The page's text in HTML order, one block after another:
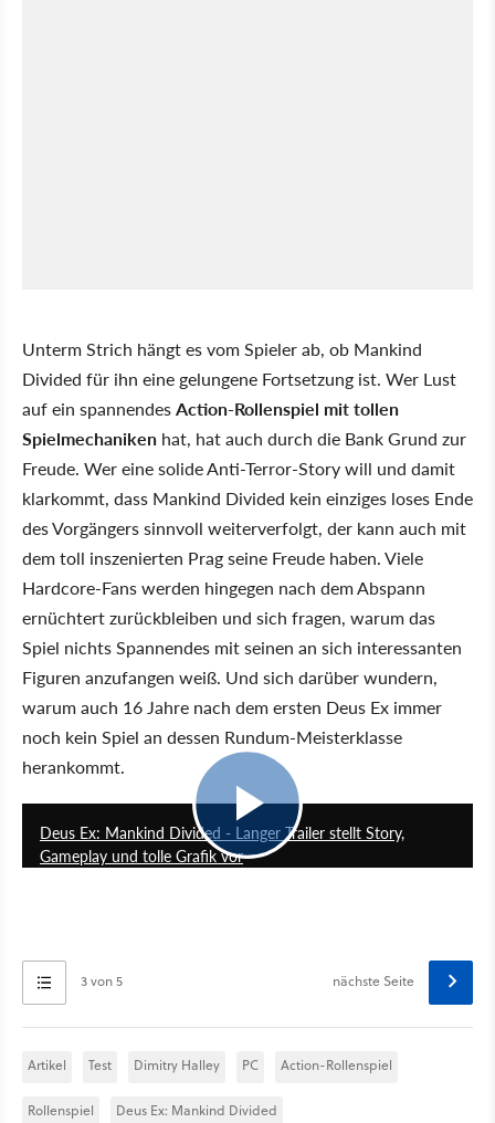
Unterm Strich hängt es vom Spieler ab, ob Mankind
Divided für ihn eine gelungene Fortsetzung ist. Wer Lust
auf ein spannendesAction-Rollenspiel mit tollen
Spielmechaniken hat, hat auch durch die Bank Grund zur
Freude. Wer eine solide Anti-Terror-Story will und damit
klarkommt, dass Mankind Divided kein einziges loses Ende
des Vorgängers sinnvoll weiterverfolgt, der kann auch mit
dem toll inszenierten Prag seine Freude haben. Viele
Hardcore-Fans werden hingegen nach dem Abspann
ernüchtert zurückbleiben und sich fragen, warum das
Spiel nichts Spannendes mit seinen an sich interessanten
Figuren anzufangen weiß. Und sich darüber wundern,
warum auch 16 Jahre nach dem ersten Deus Ex immer
noch kein Spiel an dessen Rundum-Meisterklasse
herankommt.
Deus Ex: Mankind Divided - Langer Trailer stellt Story,
Gameplay und tolle Grafik vor
3 von 5 nächste Seite
Artikel Test Dimitry Halley PC Action-Rollenspiel
Rollenspiel Deus Ex: Mankind Divided